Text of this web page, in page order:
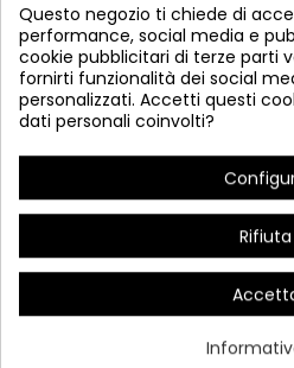
COD.54620 APPLIQUE DA
MODELLO NEPAL
Riferimento 54620
Disponibile
Applicare il modello antracite
LED esterno
Questo negozio ti chiede di
performance, social media e
cookie pubblicitari di terze parti
fornirti funzionalità dei social
personalizzati. Accetti questi
dati personali coinvolti?
Rifiuta